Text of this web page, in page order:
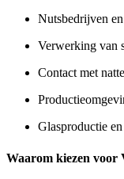
Nutsbedrijven
Verwerking van
Contact met
Glasproductie
Waarom kiezen voor